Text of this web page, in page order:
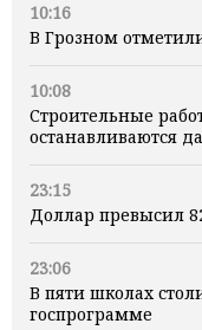
10:16
В Грозном
10:08
Строительные
останавливаются
23:15
Доллар превысил
23:06
В пяти школах
госпрограмме